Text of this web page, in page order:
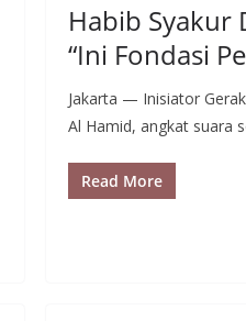
Habib Syakur
“Ini Fondasi
Jakarta — Inisiator
Al Hamid, angkat suara
Read More